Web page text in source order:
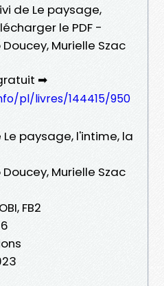
de Le paysage,
le PDF -
Murielle Szac
➡
pl/livres/144415/950
paysage, l'intime, la
Murielle Szac
FB2